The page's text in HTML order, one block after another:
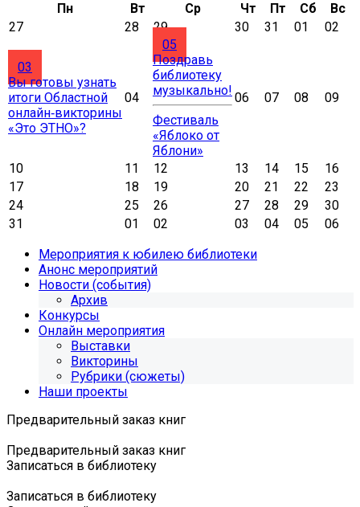
Пн
Вт Ср Чт Пт Сб
Вс
27
28 29 30 31 01 02
03
Вы готовы узнать
итоги Областной
онлайн‑викторины
«Это ЭТНО»?
04
05
Поздравь
библиотеку
музыкально!
Фестиваль
«Яблоко от
Яблони»
06 07 08 09
10 11 12 13 14 15
16
17
18 19 20 21 22
23
24
25 26 27 28 29
30
31
01 02 03 04 05
06
Мероприятия к юбилею библиотеки
Анонс мероприятий
Новости (события)
Архив
Конкурсы
Онлайн мероприятия
Выставки
Викторины
Рубрики (сюжеты)
Наши проекты
Предварительный заказ книг
Предварительный заказ книг
Записаться в библиотеку
Записаться в библиотеку